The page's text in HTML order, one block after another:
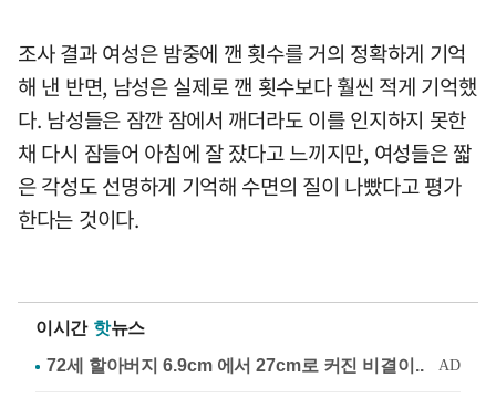
조사 결과 여성은 밤중에 깬 횟수를 거의 정확하게 기억
해 낸 반면, 남성은 실제로 깬 횟수보다 훨씬 적게 기억했
다. 남성들은 잠깐 잠에서 깨더라도 이를 인지하지 못한
채 다시 잠들어 아침에 잘 잤다고 느끼지만, 여성들은 짧
은 각성도 선명하게 기억해 수면의 질이 나빴다고 평가
한다는 것이다.
이시간 핫뉴스